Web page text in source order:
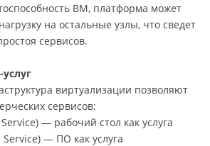
ВМ, платформа может
на остальные узлы, что сведет
сервисов.
виртуализации позволяют
сервисов:
— рабочий стол как услуга
Service) — ПО как услуга